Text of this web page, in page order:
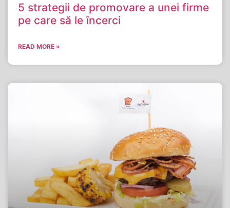
5 strategii de promovare a unei firme
pe care să le încerci
READ MORE »